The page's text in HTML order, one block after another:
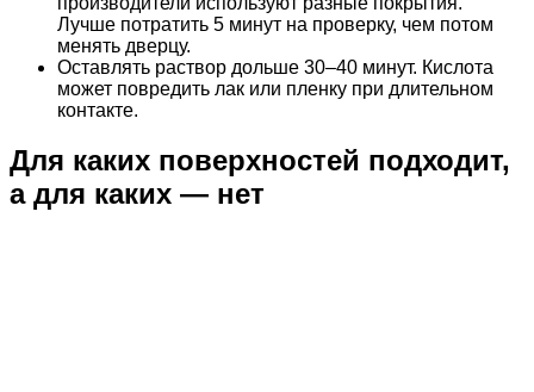
Лучше потратить 5 минут на проверку, чем потом
менять дверцу.
Оставлять раствор дольше 30–40 минут. Кислота
может повредить лак или пленку при длительном
контакте.
Для каких поверхностей подходит,
а для каких — нет